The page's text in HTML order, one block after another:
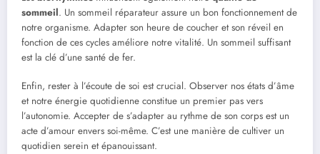
sommeil. Un sommeil réparateur assure un bon fonctionnement de
notre organisme. Adapter son heure de coucher et son réveil en
fonction de ces cycles améliore notre vitalité. Un sommeil suffisant
est la clé d’une santé de fer.
Enfin, rester à l’écoute de soi est crucial. Observer nos états d’âme
et notre énergie quotidienne constitue un premier pas vers
l’autonomie. Accepter de s’adapter au rythme de son corps est un
acte d’amour envers soi-même. C’est une manière de cultiver un
quotidien serein et épanouissant.